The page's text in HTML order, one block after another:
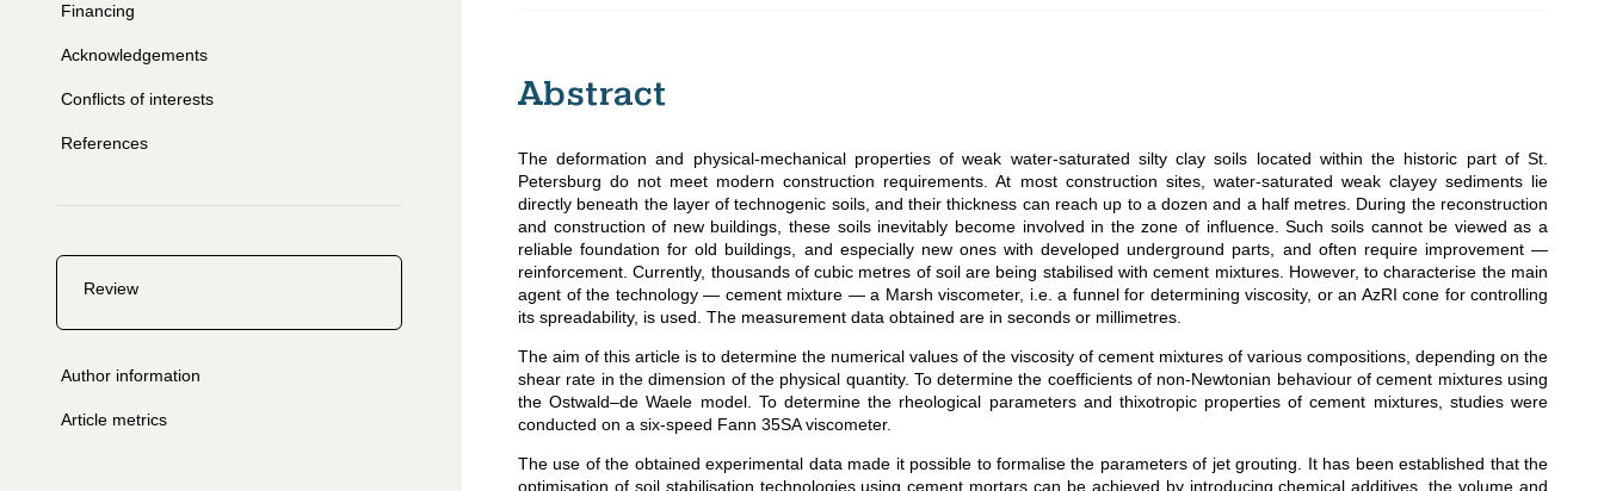
Financing
Acknowledgements
Conflicts of interests
References
Review
Author information
Article metrics
Abstract
The deformation and physical-mechanical properties of weak water-saturated silty clay soils located within the historic part of St.
Petersburg do not meet modern construction requirements. At most construction sites, water-saturated weak clayey sediments lie
directly beneath the layer of technogenic soils, and their thickness can reach up to a dozen and a half metres. During the reconstruction
and construction of new buildings, these soils inevitably become involved in the zone of influence. Such soils cannot be viewed as a
reliable foundation for old buildings, and especially new ones with developed underground parts, and often require improvement —
reinforcement. Currently, thousands of cubic metres of soil are being stabilised with cement mixtures. However, to characterise the main
agent of the technology — cement mixture — a Marsh viscometer, i.e. a funnel for determining viscosity, or an AzRI cone for controlling
its spreadability, is used. The measurement data obtained are in seconds or millimetres.
The aim of this article is to determine the numerical values of the viscosity of cement mixtures of various compositions, depending on the
shear rate in the dimension of the physical quantity. To determine the coefficients of non-Newtonian behaviour of cement mixtures using
the Ostwald–de Waele model. To determine the rheological parameters and thixotropic properties of cement mixtures, studies were
conducted on a six-speed Fann 35SA viscometer.
The use of the obtained experimental data made it possible to formalise the parameters of jet grouting. It has been established that the
optimisation of soil stabilisation technologies using cement mortars can be achieved by introducing chemical additives, the volume and